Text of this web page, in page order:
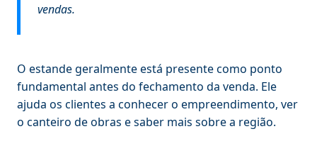
vendas.
O estande geralmente está presente como ponto
fundamental antes do fechamento da venda. Ele
ajuda os clientes a conhecer o empreendimento, ver
o canteiro de obras e saber mais sobre a região.